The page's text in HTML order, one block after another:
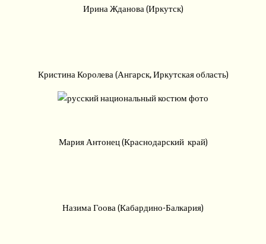
Ирина Жданова (Иркутск)
Кристина Королева (Ангарск, Иркутская область)
Мария Антонец (Краснодарский край)
Назима Гоова (Кабардино-Балкария)